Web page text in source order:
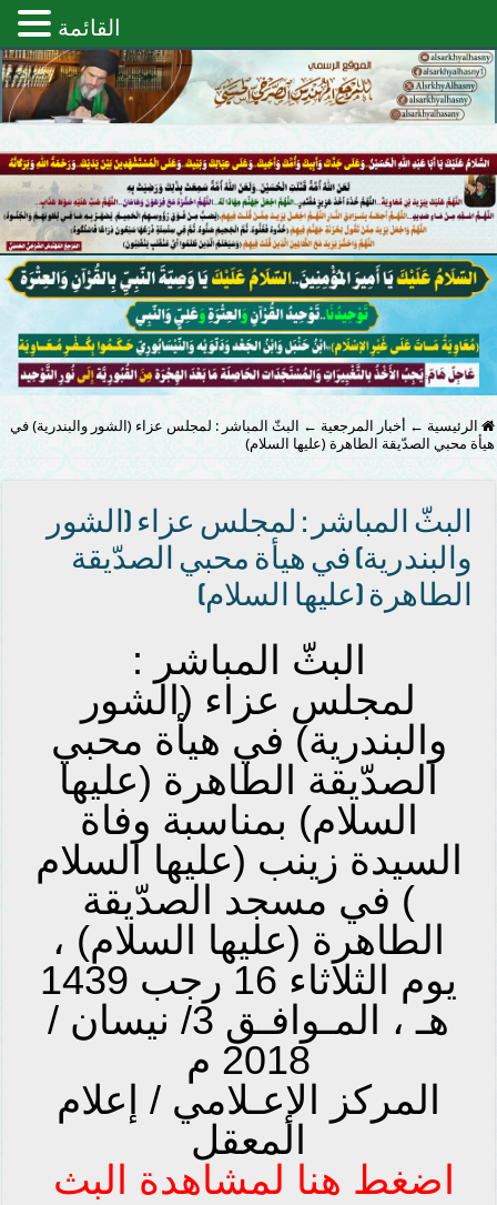
الرئيسية ← أخبار المرجعية ← البثّ المباشر : لمجلس عزاء (الشور والبندرية) في
هيأة محبي الصدّيقة الطاهرة (عليها السلام)
البثّ المباشر : لمجلس عزاء (الشور
والبندرية) في هيأة محبي الصدّيقة
الطاهرة (عليها السلام)
البثّ المباشر :
لمجلس عزاء (الشور
والبندرية) في هيأة محبي
الصدّيقة الطاهرة (عليها
السلام) بمناسبة وفاة
السيدة زينب (عليها السلام
) في مسجد الصدّيقة
الطاهرة (عليها السلام) ،
يوم الثلاثاء 16 رجب 1439
هـ ، المـوافـق 3/ نيسان /
2018 م
المركز الإعـلامي / إعلام
المعقل
اضغط هنا لمشاهدة البث
القائمة